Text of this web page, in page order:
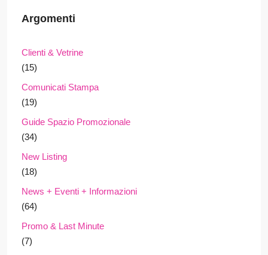
Argomenti
Clienti & Vetrine
(15)
Comunicati Stampa
(19)
Guide Spazio Promozionale
(34)
New Listing
(18)
News + Eventi + Informazioni
(64)
Promo & Last Minute
(7)